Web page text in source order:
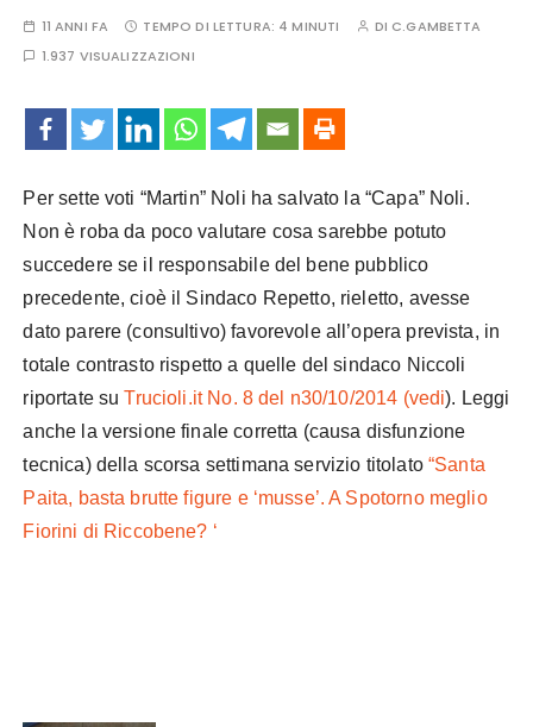
11 ANNI FA TEMPO DI LETTURA: 4 MINUTI DI C.GAMBETTA
1.937 VISUALIZZAZIONI
Per sette voti “Martin” Noli ha salvato la “Capa” Noli.
Non è roba da poco valutare cosa sarebbe potuto
succedere se il responsabile del bene pubblico
precedente, cioè il Sindaco Repetto, rieletto, avesse
dato parere (consultivo) favorevole all’opera prevista, in
totale contrasto rispetto a quelle del sindaco Niccoli
riportate suTrucioli.it No. 8 del n30/10/2014 (vedi). Leggi
anche la versione finale corretta (causa disfunzione
tecnica) della scorsa settimana servizio titolato “Santa
Paita, basta brutte figure e ‘musse’. A Spotorno meglio
Fiorini di Riccobene? ‘